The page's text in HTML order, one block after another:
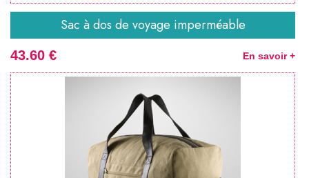
Sac à dos de voyage imperméable
43.60 € En savoir +